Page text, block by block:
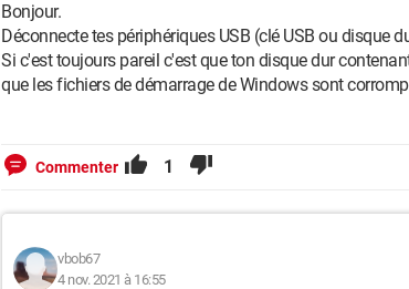
Bonjour.
Déconnecte tes périphériques USB (clé USB ou disque
Si c'est toujours pareil c'est que ton disque dur
que les fichiers de démarrage de Windows sont
Commenter 1
vbob67
4 nov. 2021 à 16:55